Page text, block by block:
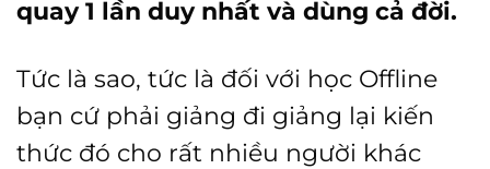
quay 1 lần duy nhất và dùng cả đời.
Tức là sao, tức là đối với học Offline
bạn cứ phải giảng đi giảng lại kiến
thức đó cho rất nhiều người khác